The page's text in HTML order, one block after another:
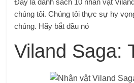
chúng tôi. Chúng tôi thực sự hy
chúng. Hãy bắt đầu nó
Viland Saga: